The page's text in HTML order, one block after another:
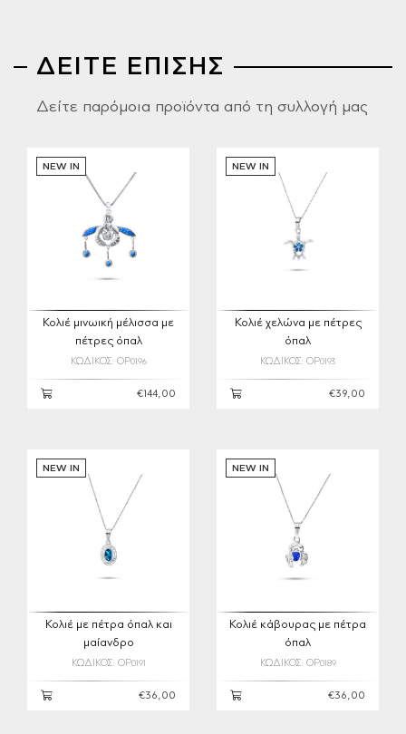
ΔΕΙΤΕ ΕΠΙΣΗΣ
Δείτε παρόμοια προϊόντα από τη συλλογή μας
NEW IN
Κολιέ μινωική μέλισσα με
πέτρες όπαλ
ΚΩΔΙΚΟΣ: OP0196
€144,00
NEW IN
Κολιέ χελώνα με πέτρες
όπαλ
ΚΩΔΙΚΟΣ: OP0193
€39,00
NEW IN
Κολιέ με πέτρα όπαλ και
μαίανδρο
ΚΩΔΙΚΟΣ: OP0191
€36,00
NEW IN
Κολιέ κάβουρας με πέτρα
όπαλ
ΚΩΔΙΚΟΣ: OP0189
€36,00